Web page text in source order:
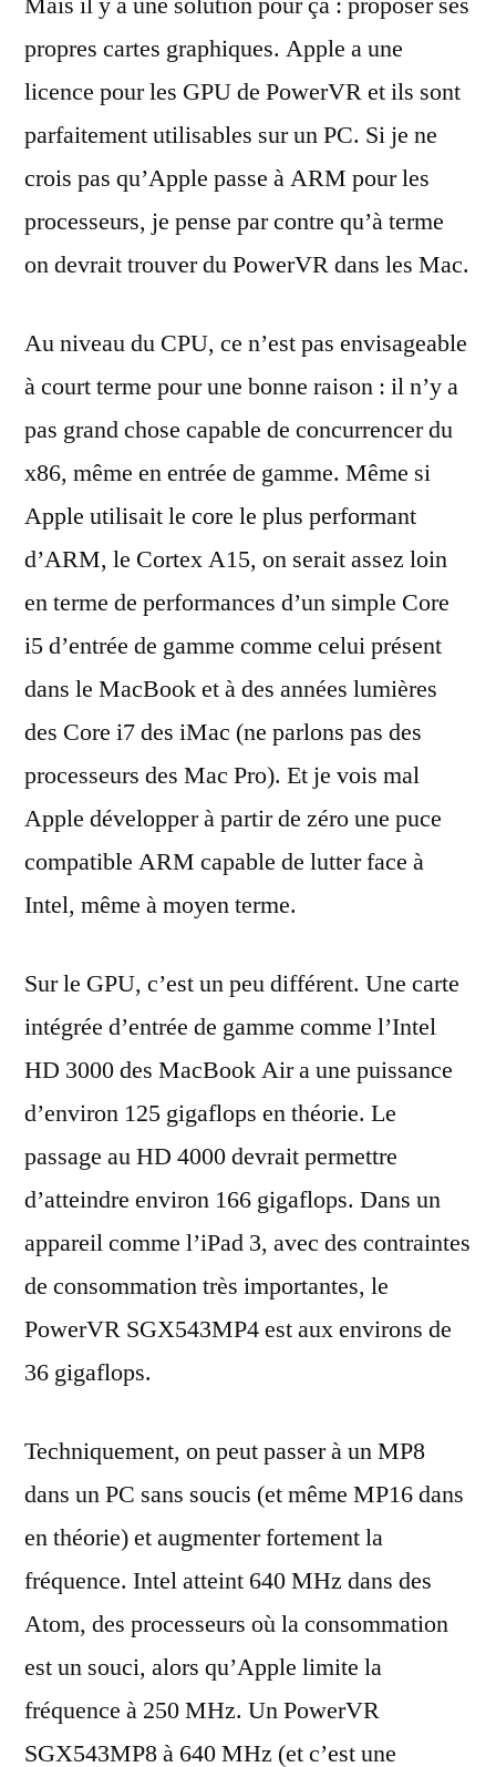
propres cartes graphiques. Apple a une
licence pour les GPU de PowerVR et ils sont
parfaitement utilisables sur un PC. Si je ne
crois pas qu’Apple passe à ARM pour les
processeurs, je pense par contre qu’à terme
on devrait trouver du PowerVR dans les Mac.
Au niveau du CPU, ce n’est pas envisageable
à court terme pour une bonne raison : il n’y a
pas grand chose capable de concurrencer du
x86, même en entrée de gamme. Même si
Apple utilisait le core le plus performant
d’ARM, le Cortex A15, on serait assez loin
en terme de performances d’un simple Core
i5 d’entrée de gamme comme celui présent
dans le MacBook et à des années lumières
des Core i7 des iMac (ne parlons pas des
processeurs des Mac Pro). Et je vois mal
Apple développer à partir de zéro une puce
compatible ARM capable de lutter face à
Intel, même à moyen terme.
Sur le GPU, c’est un peu différent. Une carte
intégrée d’entrée de gamme comme l’Intel
HD 3000 des MacBook Air a une puissance
d’environ 125 gigaflops en théorie. Le
passage au HD 4000 devrait permettre
d’atteindre environ 166 gigaflops. Dans un
appareil comme l’iPad 3, avec des contraintes
de consommation très importantes, le
PowerVR SGX543MP4 est aux environs de
36 gigaflops.
Techniquement, on peut passer à un MP8
dans un PC sans soucis (et même MP16 dans
en théorie) et augmenter fortement la
fréquence. Intel atteint 640 MHz dans des
Atom, des processeurs où la consommation
est un souci, alors qu’Apple limite la
fréquence à 250 MHz. Un PowerVR
SGX543MP8 à 640 MHz (et c’est une